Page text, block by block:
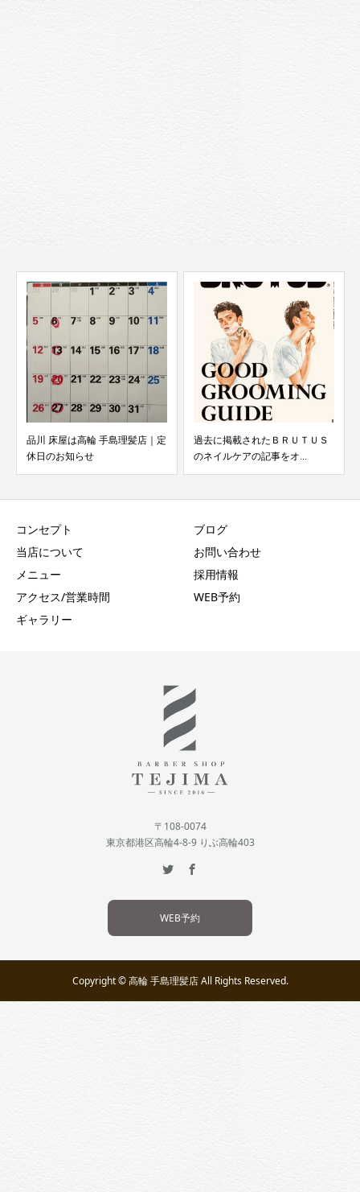
品川 床屋は高輪 手島理髪店｜定
休日のお知らせ
過去に掲載されたＢＲＵＴＵＳ
のネイルケアの記事をオ...
コンセプト
当店について
メニュー
アクセス/営業時間
ギャラリー
ブログ
お問い合わせ
採用情報
WEB予約
〒108-0074
東京都港区高輪4-8-9 りぶ高輪403
WEB予約
Copyright © 高輪 手島理髪店 All Rights Reserved.